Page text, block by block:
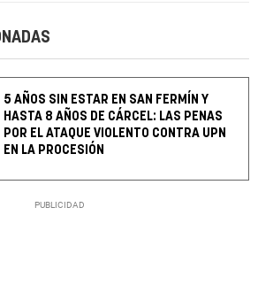
5 AÑOS SIN ESTAR EN SAN FERMÍN Y
HASTA 8 AÑOS DE CÁRCEL: LAS PENAS
POR EL ATAQUE VIOLENTO CONTRA UPN
EN LA PROCESIÓN